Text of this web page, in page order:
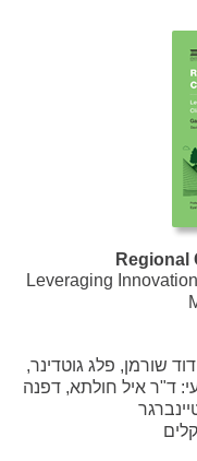
Regional
Leveraging
שורמן, פלג גוטדינר,
ד"ר איל חולתא, דפנה